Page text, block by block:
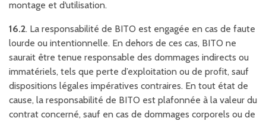
montage et d‘utilisation.
16.2. La responsabilité de BITO est engagée en cas de faute
lourde ou intentionnelle. En dehors de ces cas, BITO ne
saurait être tenue responsable des dommages indirects ou
immatériels, tels que perte d’exploitation ou de profit, sauf
dispositions légales impératives contraires. En tout état de
cause, la responsabilité de BITO est plafonnée à la valeur du
contrat concerné, sauf en cas de dommages corporels ou de